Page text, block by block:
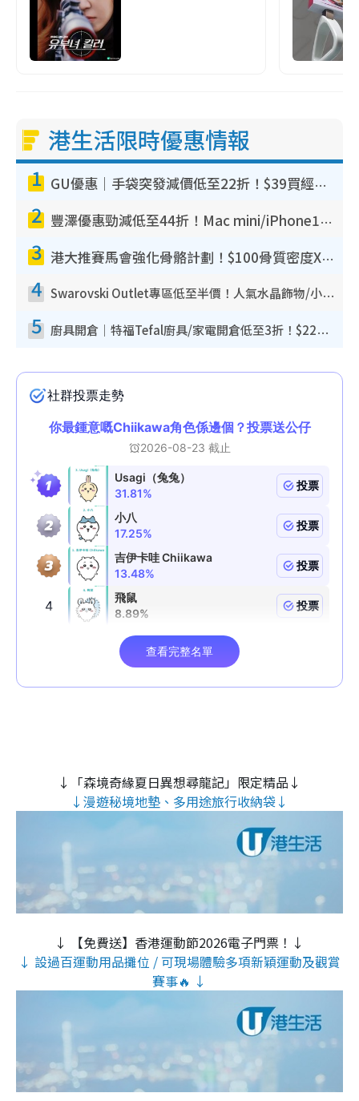
港生活限時優惠情報
1 GU優惠｜手袋突發減價低至22折！$39買經典波士頓包/餃子袋！飾物同步減價$29起！
2 豐澤優惠勁減低至44折！Mac mini/iPhone17Pro大減價！廚房家電$220起
3 港大推賽馬會強化骨骼計劃！$100骨質密度X光檢查 完成免費運動訓練送超市禮券！附參加資格
4 Swarovski Outlet專區低至半價！人氣水晶飾物/小擺設$138起！迪士尼款/水晶高跟鞋都有平
5 廚具開倉｜特福Tefal廚具/家電開倉低至3折！$220起買平底鍋/炒鑊/湯煲！電飯煲/吸塵機/燙斗$418起
↓「森境奇緣夏日異想尋龍記」限定精品↓
↓漫遊秘境地墊、多用途旅行收納袋↓
↓ 【免費送】香港運動節2026電子門票！↓
↓ 設過百運動用品攤位 / 可現場體驗多項新穎運動及觀賞
賽事🔥 ↓